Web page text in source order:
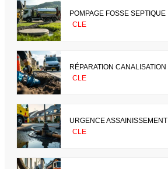
POMPAGE FOSSE SEPTIQUE
CLE
RÉPARATION CANALISATION
CLE
URGENCE ASSAINISSEMENT
CLE